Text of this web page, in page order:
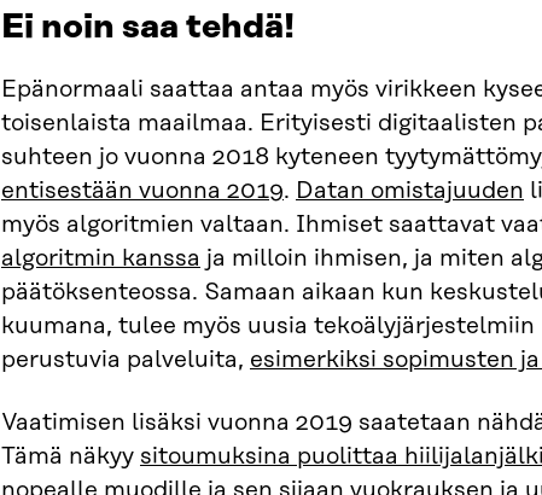
Ei noin saa tehdä!
Epänormaali saattaa antaa myös virikkeen
toisenlaista maailmaa. Erityisesti digitaalisten
suhteen jo vuonna 2018 kyteneen
entisestään vuonna 2019. Datan omistajuuden
myös algoritmien valtaan. Ihmiset saattavat
algoritmin kanssa ja milloin ihmisen, ja miten
päätöksenteossa. Samaan aikaan kun
kuumana, tulee myös uusia tekoälyjärjestelmiin
perustuvia palveluita, esimerkiksi sopimusten
Vaatimisen lisäksi vuonna 2019 saatetaan
Tämä näkyy sitoumuksina puolittaa hiilijalanjälki